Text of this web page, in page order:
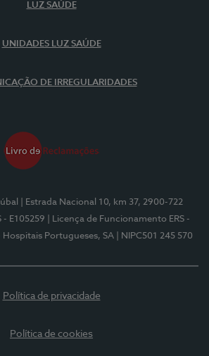
LUZ SAÚDE
UNIDADES LUZ SAÚDE
DE IRREGULARIDADES
| Estrada Nacional 10, km 37, 2900-722
- E105259
| Licença de Funcionamento ERS -
Hospitais Portugueses, SA | NIPC501 245 570
Política de privacidade
Política de cookies